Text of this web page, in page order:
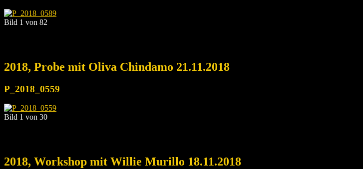
Bild 1 von 82
2018, Probe mit Oliva Chindamo 21.11.2018
P_2018_0559
Bild 1 von 30
2018, Workshop mit Willie Murillo 18.11.2018